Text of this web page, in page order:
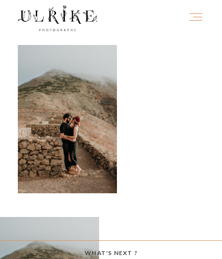
WHAT'S NEXT ?
A PROPOS
PORTFOLIO
INFOS
JOURNAL
CONTACT